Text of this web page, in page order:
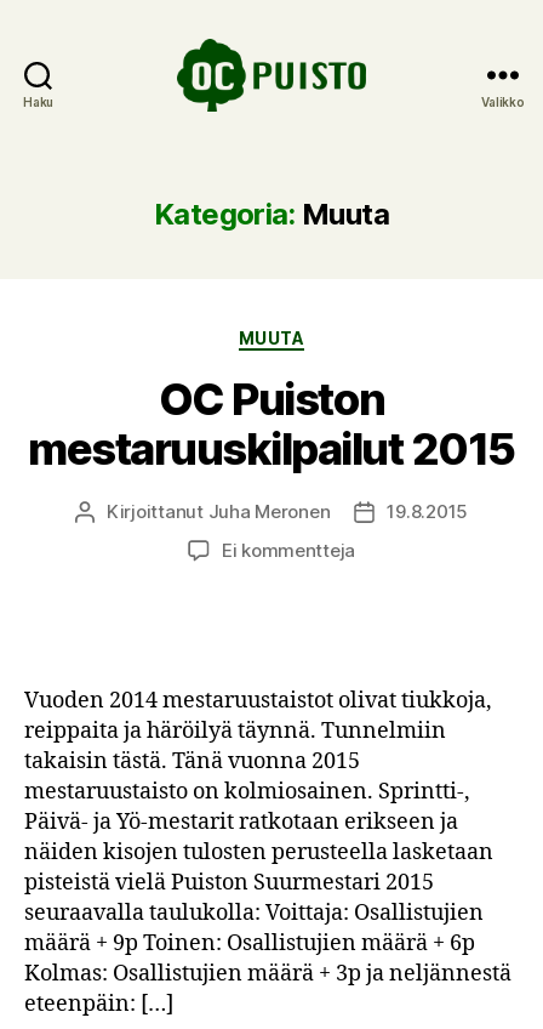
Haku Valikko
Kategoria: Muuta
Kategoriat
MUUTA
OC Puiston
mestaruuskilpailut 2015
Kirjoittaja
Kirjoittanut Juha Meronen Julkaisupäivämäärä
19.8.2015
Ei kommentteja
Vuoden 2014 mestaruustaistot olivat tiukkoja,
reippaita ja häröilyä täynnä. Tunnelmiin
takaisin tästä. Tänä vuonna 2015
mestaruustaisto on kolmiosainen. Sprintti-,
Päivä- ja Yö-mestarit ratkotaan erikseen ja
näiden kisojen tulosten perusteella lasketaan
pisteistä vielä Puiston Suurmestari 2015
seuraavalla taulukolla: Voittaja: Osallistujien
määrä + 9p Toinen: Osallistujien määrä + 6p
Kolmas: Osallistujien määrä + 3p ja neljännestä
eteenpäin: […]